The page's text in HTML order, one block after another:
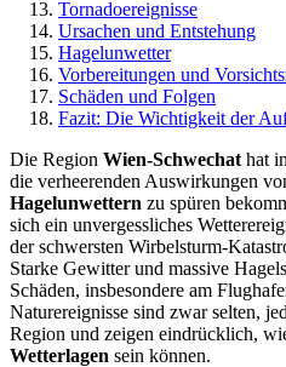
Tornadoereignisse
Ursachen und Entstehung
Hagelunwetter
Vorbereitungen und
Schäden und Folgen
Fazit: Die Wichtigkeit der
Die Region Wien-Schwechat hat
die verheerenden Auswirkungen
Hagelunwettern zu spüren
sich ein unvergessliches
der schwersten Wirbelsturm-
Starke Gewitter und massive
Schäden, insbesondere am
Naturereignisse sind zwar selten,
Region und zeigen eindrücklich,
Wetterlagen sein können.